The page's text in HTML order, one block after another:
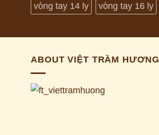
vòng tay 14 ly
vòng tay 16 ly
ABOUT VIỆT TRẦM HƯƠNG